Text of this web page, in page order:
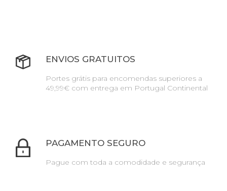
ENVIOS GRATUITOS
Portes grátis para encomendas superiores a
49,99€ com entrega em Portugal Continental
PAGAMENTO SEGURO
Pague com toda a comodidade e segurança